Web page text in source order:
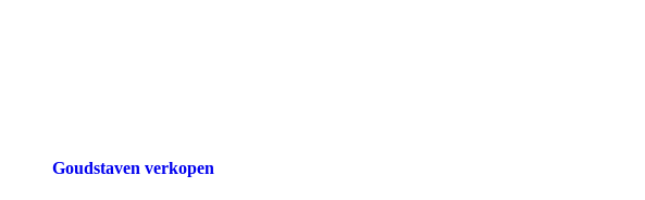
Goudstaven verkopen